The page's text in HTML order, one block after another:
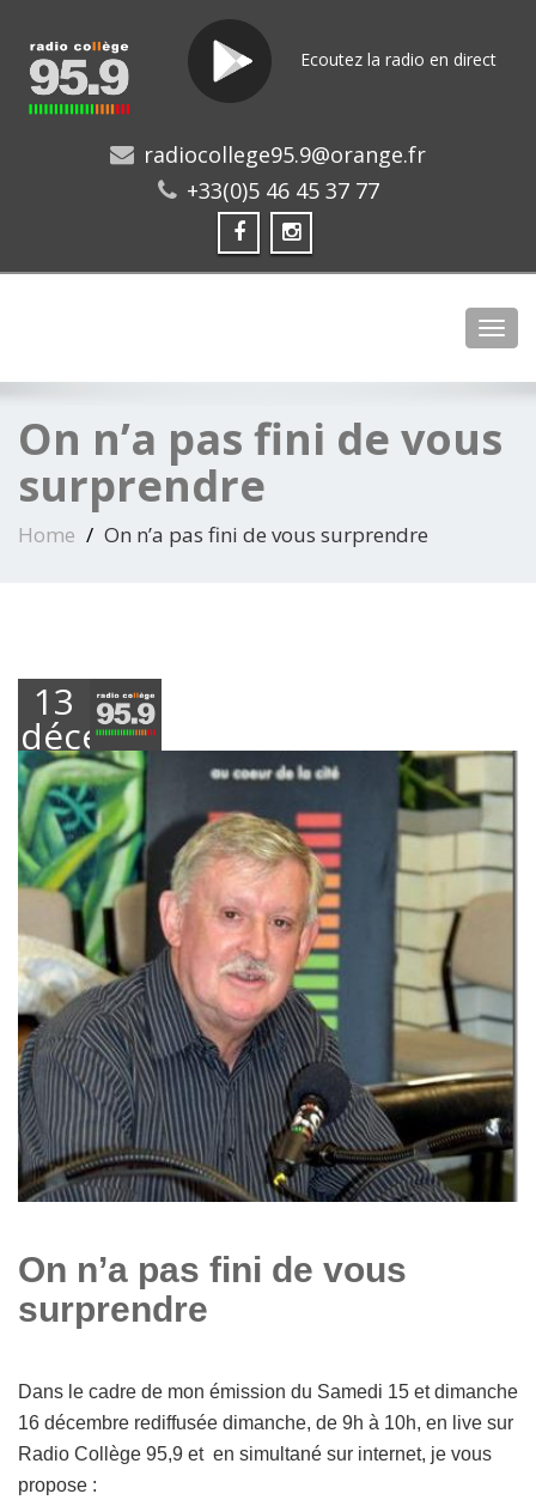
Ecoutez la radio en direct
radiocollege95.9@orange.fr
+33(0)5 46 45 37 77
On n’a pas fini de vous
surprendre
Home On n’a pas fini de vous surprendre
13
décembre
2018
On n’a pas fini de vous
surprendre
Dans le cadre de mon émission du Samedi 15 et dimanche
16 décembre rediffusée dimanche, de 9h à 10h, en live sur
Radio Collège 95,9 et en simultané sur internet, je vous
propose :